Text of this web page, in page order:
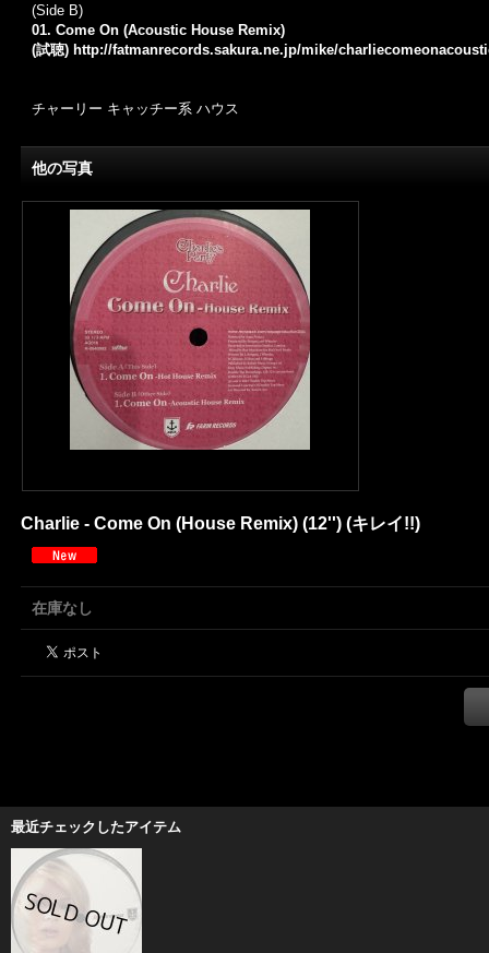
(Side B)
01. Come On (Acoustic House Remix)
(試聴) http://fatmanrecords.sakura.ne.jp/mike/
チャーリー キャッチー系 ハウス
他の写真
Charlie - Come On (House Remix) (12'') (キレイ!!)
在庫なし
最近チェックしたアイテム